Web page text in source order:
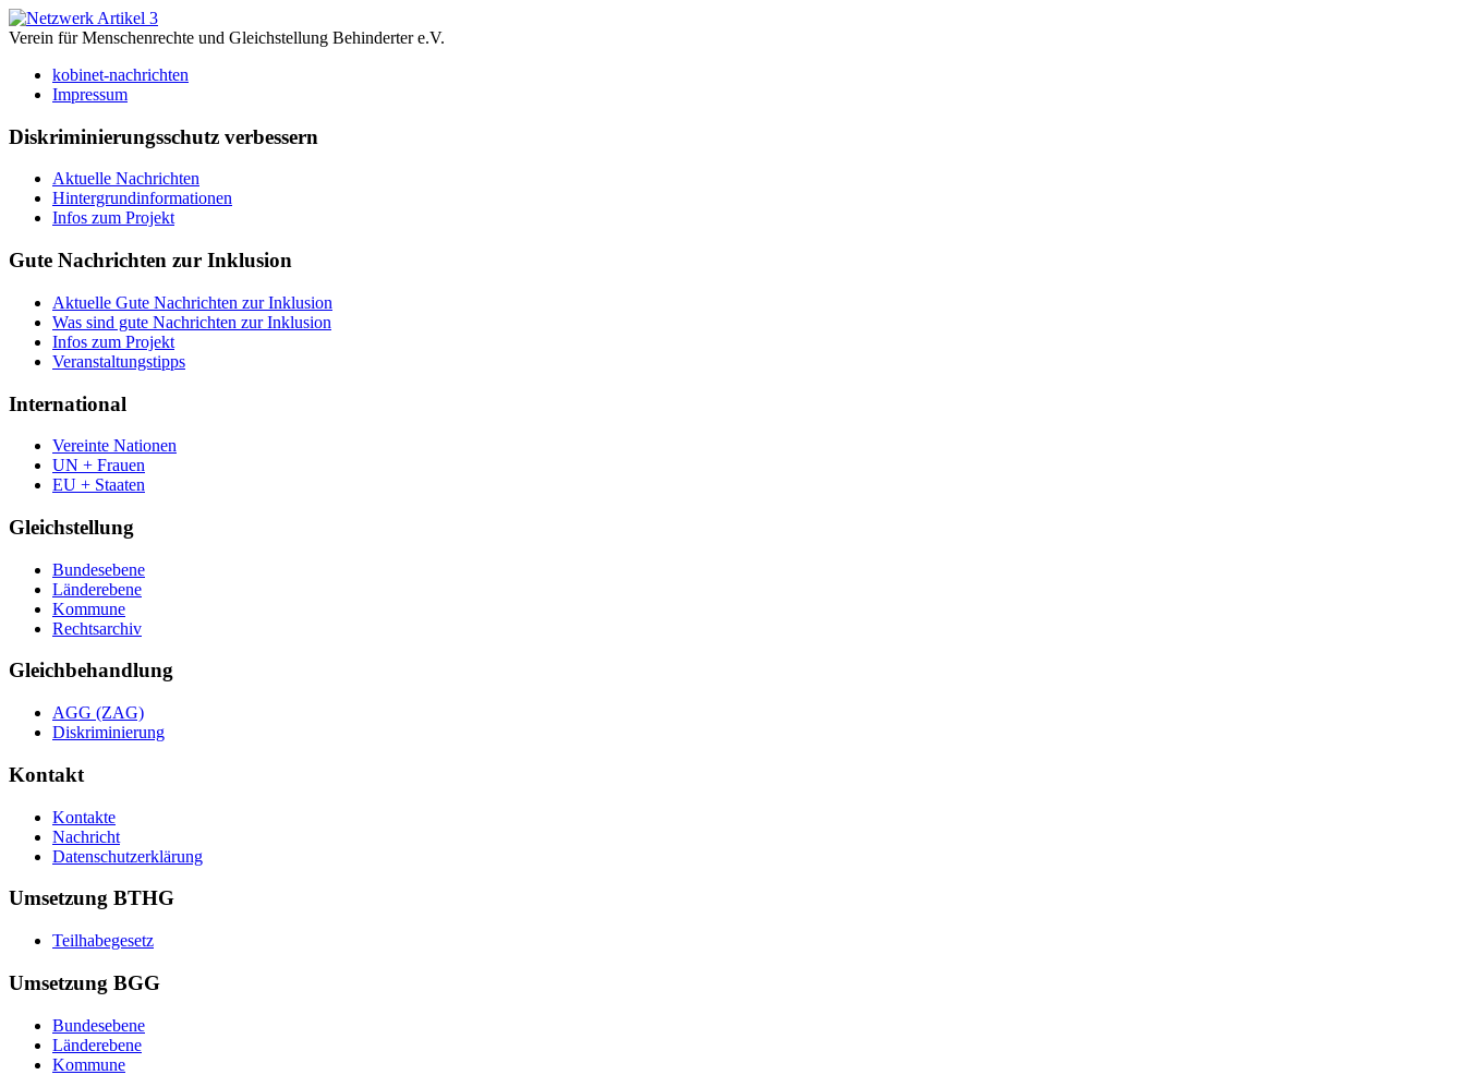
Verein für Menschenrechte und Gleichstellung Behinderter e.V.
kobinet-nachrichten
Impressum
Diskriminierungsschutz verbessern
Aktuelle Nachrichten
Hintergrundinformationen
Infos zum Projekt
Gute Nachrichten zur Inklusion
Aktuelle Gute Nachrichten zur Inklusion
Was sind gute Nachrichten zur Inklusion
Infos zum Projekt
Veranstaltungstipps
International
Vereinte Nationen
UN + Frauen
EU + Staaten
Gleichstellung
Bundesebene
Länderebene
Kommune
Rechtsarchiv
Gleichbehandlung
AGG (ZAG)
Diskriminierung
Kontakt
Kontakte
Nachricht
Datenschutzerklärung
Umsetzung BTHG
Teilhabegesetz
Umsetzung BGG
Bundesebene
Länderebene
Kommune